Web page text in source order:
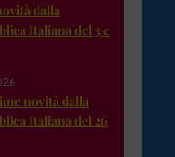
dalla
Italiana del 3 e
novità dalla
Italiana del 26